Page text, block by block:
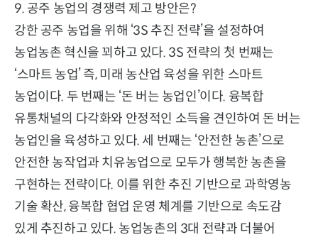
9. 공주 농업의 경쟁력 제고 방안은?
강한 공주 농업을 위해 ‘3S 추진 전략’을 설정하여
농업농촌 혁신을 꾀하고 있다. 3S 전략의 첫 번째는
‘스마트 농업’ 즉, 미래 농산업 육성을 위한 스마트
농업이다. 두 번째는 ‘돈 버는 농업인’이다. 융복합
유통채널의 다각화와 안정적인 소득을 견인하여 돈 버는
농업인을 육성하고 있다. 세 번째는 ‘안전한 농촌’으로
안전한 농작업과 치유농업으로 모두가 행복한 농촌을
구현하는 전략이다. 이를 위한 추진 기반으로 과학영농
기술 확산, 융복합 협업 운영 체계를 기반으로 속도감
있게 추진하고 있다. 농업농촌의 3대 전략과 더불어